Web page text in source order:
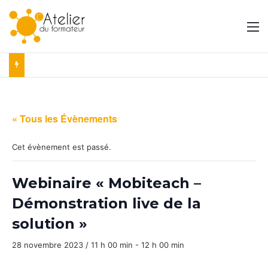
« Tous les Évènements
Cet évènement est passé.
Webinaire « Mobiteach –
Démonstration live de la
solution »
28 novembre 2023 / 11 h 00 min - 12 h 00 min